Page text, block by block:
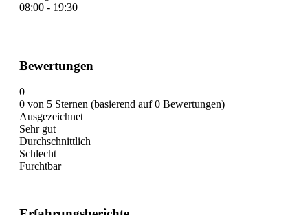
08:00 - 19:30
Bewertungen
0
0 von 5 Sternen (basierend auf 0 Bewertungen)
Ausgezeichnet
Sehr gut
Durchschnittlich
Schlecht
Furchtbar